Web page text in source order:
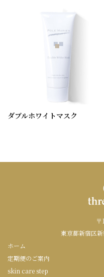
ダブルホワイトマスク
東京都新宿区
ホーム
定期便のご案内
skin care step